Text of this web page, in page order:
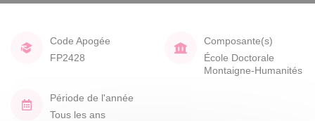
Code Apogée
FP2428
Composante(s)
École Doctorale
Montaigne-Humanités
Période de l'année
Tous les ans